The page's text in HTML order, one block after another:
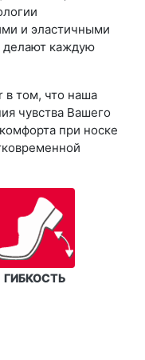
и эластичными
делают каждую
в том, что наша
чувства Вашего
при носке
ГИБКОСТЬ